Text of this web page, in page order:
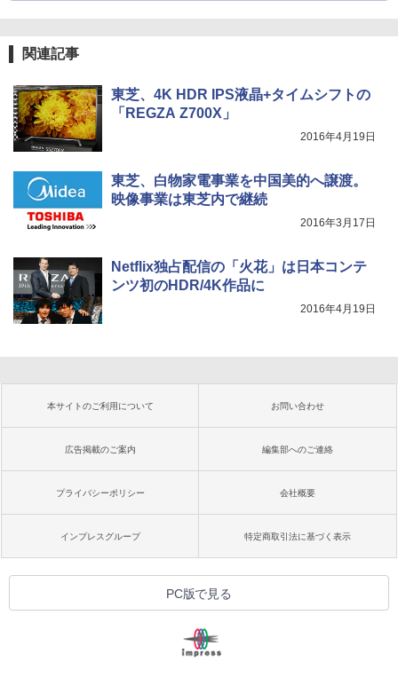
関連記事
東芝、4K HDR IPS液晶+タイムシフトの
「REGZA Z700X」
2016年4月19日
東芝、白物家電事業を中国美的へ譲渡。
映像事業は東芝内で継続
2016年3月17日
Netflix独占配信の「火花」は日本コンテ
ンツ初のHDR/4K作品に
2016年4月19日
本サイトのご利用について お問い合わせ
広告掲載のご案内 編集部へのご連絡
プライバシーポリシー 会社概要
インプレスグループ 特定商取引法に基づく表示
PC版で見る